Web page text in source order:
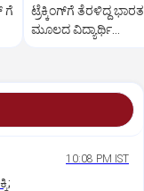
ಗೆ
ಟ್ರೆಕ್ಕಿಂಗ್‌ಗೆ ತೆರಳಿದ್ದ ಭಾರತ
ಮೂಲದ ವಿದ್ಯಾರ್ಥಿ
10:08 PM IST